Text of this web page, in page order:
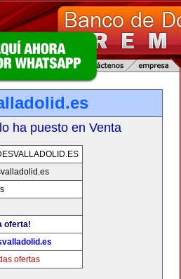
ha puesto en Venta
oferta!
ofertas